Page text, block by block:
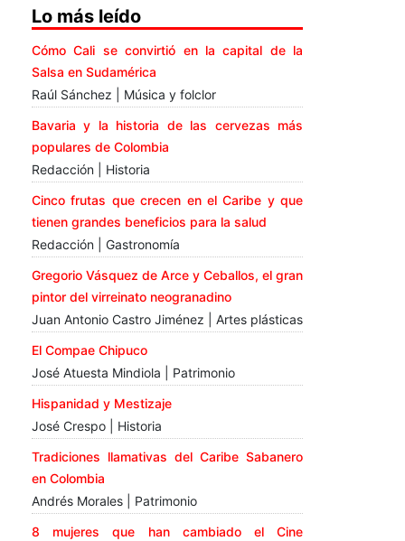
Lo más leído
Cómo Cali se convirtió en la capital de la
Salsa en Sudamérica
Raúl Sánchez | Música y folclor
Bavaria y la historia de las cervezas más
populares de Colombia
Redacción | Historia
Cinco frutas que crecen en el Caribe y que
tienen grandes beneficios para la salud
Redacción | Gastronomía
Gregorio Vásquez de Arce y Ceballos, el gran
pintor del virreinato neogranadino
Juan Antonio Castro Jiménez | Artes plásticas
El Compae Chipuco
José Atuesta Mindiola | Patrimonio
Hispanidad y Mestizaje
José Crespo | Historia
Tradiciones llamativas del Caribe Sabanero
en Colombia
Andrés Morales | Patrimonio
8 mujeres que han cambiado el Cine